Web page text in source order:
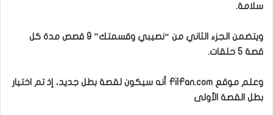
سلامة.
ويتضمن الجزء الثاني من “نصيبي وقسمتك” 9 قصص مدة كل
قصة 5 حلقات.
وعلم موقع FilFan.com أنه سيكون لقصة بطل جديد، إذ تم اختيار
بطل القصة الأولى